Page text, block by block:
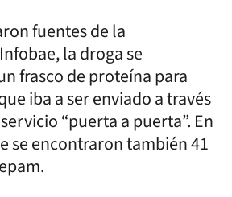
fuentes de la
la droga se
frasco de proteína para
iba a ser enviado a través
“puerta a puerta”. En
se encontraron también 41